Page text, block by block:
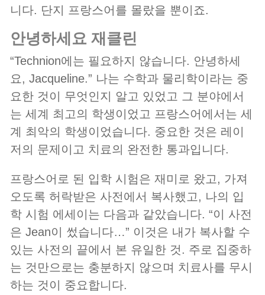
니다. 단지 프랑스어를 몰랐을 뿐이죠.
안녕하세요 재클린
“Technion에는 필요하지 않습니다. 안녕하세
요, Jacqueline.” 나는 수학과 물리학이라는 중
요한 것이 무엇인지 알고 있었고 그 분야에서
는 세계 최고의 학생이었고 프랑스어에서는 세
계 최악의 학생이었습니다. 중요한 것은 레이
저의 문제이고 치료의 완전한 통과입니다.
프랑스어로 된 입학 시험은 재미로 왔고, 가져
오도록 허락받은 사전에서 복사했고, 나의 입
학 시험 에세이는 다음과 같았습니다. “이 사전
은 Jean이 썼습니다…” 이것은 내가 복사할 수
있는 사전의 끝에서 본 유일한 것. 주로 집중하
는 것만으로는 충분하지 않으며 치료사를 무시
하는 것이 중요합니다.